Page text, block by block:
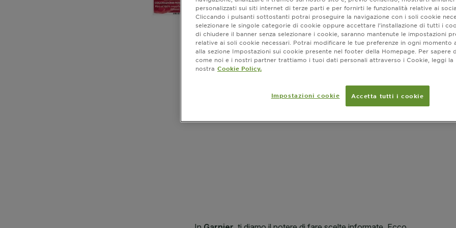
Dove
personalizzati sui siti internet di terze parti e per fornirti le funzionalità relative ai
Cliccando i pulsanti sottostanti potrai proseguire la navigazione con i soli cookie
selezionare le singole categorie di cookie oppure accettare l’installazione di tutti i
di chiudere il banner senza selezionare i cookie, saranno mantenute le impostazioni
relative ai soli cookie necessari. Potrai modificare le tue preferenze in ogni momento
alla sezione Impostazioni sui cookie presente nel footer della Homepage. Per sapere
come noi e i nostri partner trattiamo i tuoi dati personali attraverso i Cookie, leggi la
nostra Cookie Policy.
Impostazioni cookie Accetta tutti i cookie